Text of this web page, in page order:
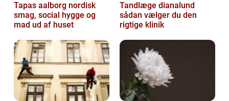
Tapas aalborg nordisk
smag, social hygge og
mad ud af huset
Tandlæge dianalund
sådan vælger du den
rigtige klinik